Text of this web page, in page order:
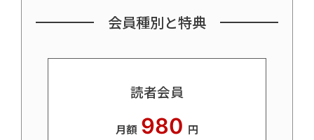
会員種別と特典
読者会員
月額 980 円